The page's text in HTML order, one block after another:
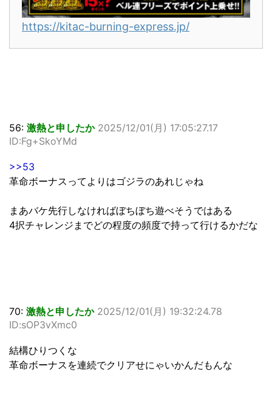
https://kitac-burning-express.jp/
56: 激熱と申したか 2025/12/01(月) 17:05:27.17
ID:Fg+SkoYMd
>>53
革命ボーナスってよりはゴジラのあれじゃね
まあバケ先行しなければぼちぼち遊べそうではある
4択チャレンジまでどの程度の頻度で持って行けるかだな
70: 激熱と申したか 2025/12/01(月) 19:32:24.78
ID:sOP3vXmc0
結構ひりつくな
革命ボーナスを連続でクリアせにゃいかんだもんな